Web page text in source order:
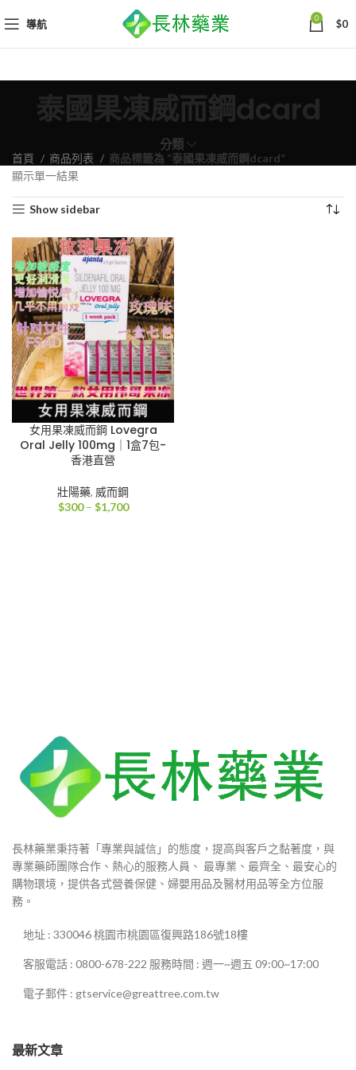
導航 0 $0
泰國果凍威而鋼dcard
分類
首頁 商品列表
商品標籤為 “泰國果凍威而鋼dcard”
顯示單一結果
Show sidebar
女用果凍威而鋼 Lovegra
Oral Jelly 100mg｜1盒7包-
香港直營
壯陽藥, 威而鋼
$300 – $1,700價
長林藥業秉持著「專業與誠信」的態度，提高與客戶之黏著度，與
專業藥師團隊合作、熱心的服務人員、 最專業、最齊全、最安心的
購物環境，提供各式營養保健、婦嬰用品及醫材用品等全方位服
務。
地址 : 330046 桃園市桃園區復興路186號18樓
客服電話 : 0800-678-222 服務時間 : 週一~週五 09:00~17:00
電子郵件 : gtservice@greattree.com.tw
最新文章